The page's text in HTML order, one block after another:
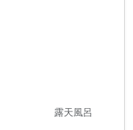
露天風呂